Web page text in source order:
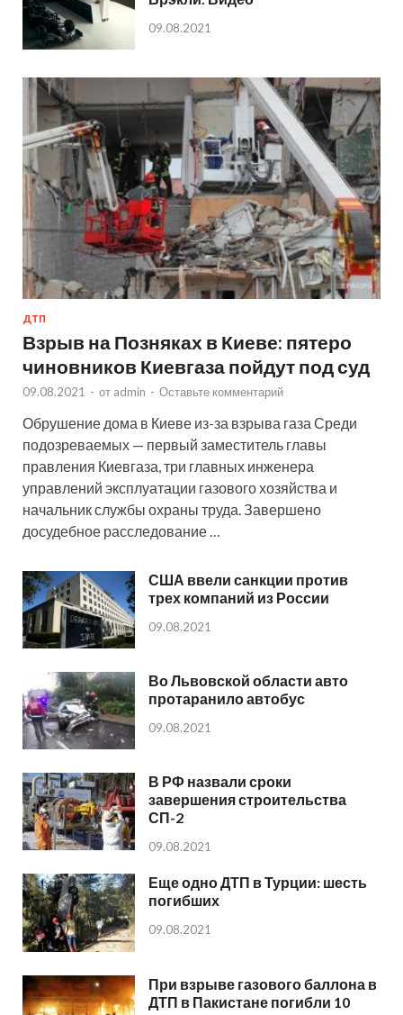
09.08.2021
ДТП
Взрыв на Позняках в Киеве: пятеро
чиновников Киевгаза пойдут под суд
09.08.2021 - от admin - Оставьте комментарий
Обрушение дома в Киеве из-за взрыва газа Среди
подозреваемых — первый заместитель главы
правления Киевгаза, три главных инженера
управлений эксплуатации газового хозяйства и
начальник службы охраны труда. Завершено
досудебное расследование …
США ввели санкции против
трех компаний из России
09.08.2021
Во Львовской области авто
протаранило автобус
09.08.2021
В РФ назвали сроки
завершения строительства
СП-2
09.08.2021
Еще одно ДТП в Турции: шесть
погибших
09.08.2021
При взрыве газового баллона в
ДТП в Пакистане погибли 10